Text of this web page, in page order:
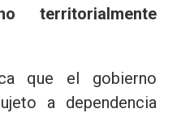
territorialmente
que el gobierno
a dependencia